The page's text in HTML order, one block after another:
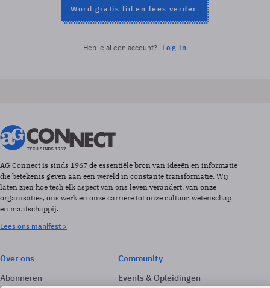
Word gratis lid en lees verder
Heb je al een account? Log in
AG Connect is sinds 1967 de essentiële bron van ideeën en informatie
die betekenis geven aan een wereld in constante transformatie. Wij
laten zien hoe tech elk aspect van ons leven verandert, van onze
organisaties, ons werk en onze carrière tot onze cultuur, wetenschap
en maatschappij.
Lees ons manifest >
Over ons
Abonneren
Community
Events & Opleidingen